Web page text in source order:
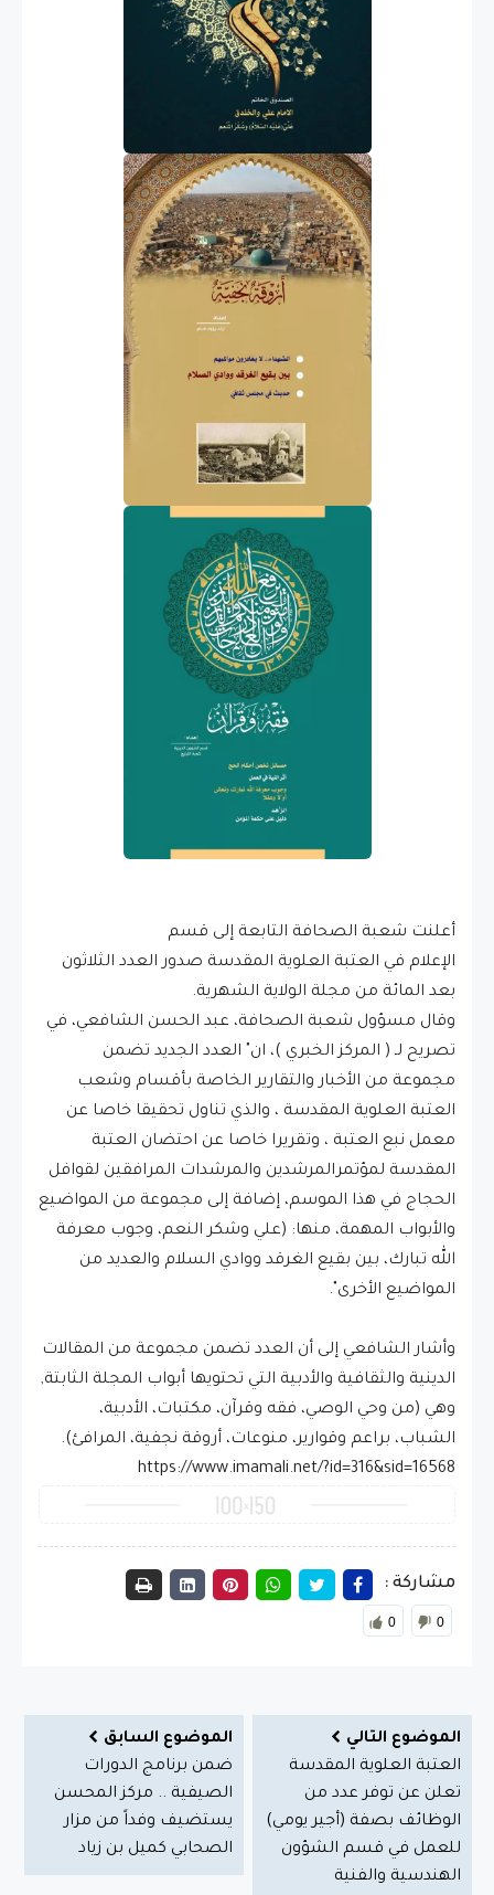
أعلنت شعبة الصحافة التابعة إلى قسم
الإعلام في العتبة العلوية المقدسة صدور العدد الثلاثون
بعد المائة من مجلة الولاية الشهرية.
وقال مسؤول شعبة الصحافة، عبد الحسن الشافعي، في
تصريح لـ ( المركز الخبري )، ان" العدد الجديد تضمن
مجموعة من الأخبار والتقارير الخاصة بأقسام وشعب
العتبة العلوية المقدسة ، والذي تناول تحقيقا خاصا عن
معمل نبع العتبة ، وتقريرا خاصا عن احتضان العتبة
المقدسة لمؤتمرالمرشدين والمرشدات المرافقين لقوافل
الحجاج في هذا الموسم، إضافة إلى مجموعة من المواضيع
والأبواب المهمة، منها: (علي وشكر النعم، وجوب معرفة
الله تبارك، بين بقيع الغرقد ووادي السلام والعديد من
المواضيع الأخرى".
وأشار الشافعي إلى أن العدد تضمن مجموعة من المقالات
الدينية والثقافية والأدبية التي تحتويها أبواب المجلة الثابتة,
وهي (من وحي الوصي، فقه وقرآن، مكتبات، الأدبية،
الشباب، براعم وقوارير، منوعات، أروقة نجفية، المرافئ).
https://www.imamali.net/?id=316&sid=16568
مشاركة :
0 0
الموضوع التالي
العتبة العلوية المقدسة
تعلن عن توفر عدد من
الوظائف بصفة (أجير يومي)
للعمل في قسم الشؤون
الهندسية والفنية
الموضوع السابق
ضمن برنامج الدورات
الصيفية .. مركز المحسن
يستضيف وفداً من مزار
الصحابي كميل بن زياد